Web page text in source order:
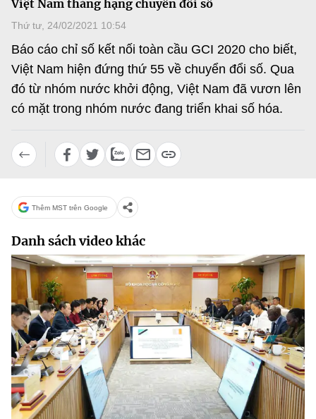
Sở Khoa học và Công nghệ
Chuyển đổi số
Bưu chính, Viễn thông
Sở hữu trí tuệ
Năng lượng nguyên tử
Tin tổng hợp
Văn bản chỉ đạo điều hành
Lấy ý kiến người dân về dự thảo VBQPPL
THỐNG KÊ
Khoa học và Công nghệ
Đổi mới sáng tạo
Chuyển đổi số
Sở hữu trí tuệ
Tiêu chuẩn, đo lường, chất lượng
Năng lượng nguyên tử
THƯ ĐIỆN TỬ
Khác
Videos
Infographic
Voice
Nhiệm vụ trọng tâm
Chọn ngôn ngữ
Vietnamese English
Việt Nam thăng hạng chuyển đổi số
Thứ tư, 24/02/2021 10:54
Báo cáo chỉ số kết nối toàn cầu GCI 2020 cho biết,
Việt Nam hiện đứng thứ 55 về chuyển đổi số. Qua
đó từ nhóm nước khởi động, Việt Nam đã vươn lên
có mặt trong nhóm nước đang triển khai số hóa.
Thêm MST trên Google
Danh sách video khác